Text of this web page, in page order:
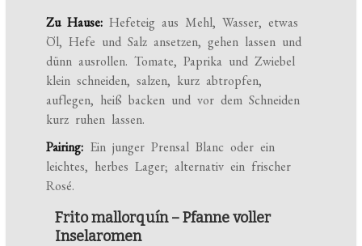
Zu Hause: Hefeteig aus Mehl, Wasser, etwas
Öl, Hefe und Salz ansetzen, gehen lassen und
dünn ausrollen. Tomate, Paprika und Zwiebel
klein schneiden, salzen, kurz abtropfen,
auflegen, heiß backen und vor dem Schneiden
kurz ruhen lassen.
Pairing: Ein junger Prensal Blanc oder ein
leichtes, herbes Lager; alternativ ein frischer
Rosé.
Frito mallorquín – Pfanne voller
Inselaromen